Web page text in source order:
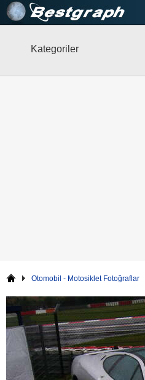
Kategoriler
Otomobil - Motosiklet Fotoğraflar